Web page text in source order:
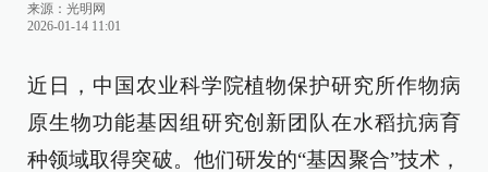
来源： 光明网
2026-01-14 11:01
近日，中国农业科学院植物保护研究所作物病
原生物功能基因组研究创新团队在水稻抗病育
种领域取得突破。他们研发的“基因聚合”技术，